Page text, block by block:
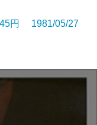
円 1981/05/27